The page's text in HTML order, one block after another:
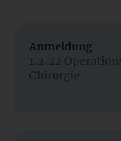
Anmeldung
1.2.22
Chirurgie